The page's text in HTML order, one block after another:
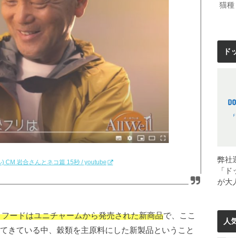
CM 岩合さんとネコ篇 15秒 / youtube
ードはユニチャームから発売された新商品で、ここ
きている中、穀類を主原料にした新製品ということ
猫種
ド
弊社
「
が大
人